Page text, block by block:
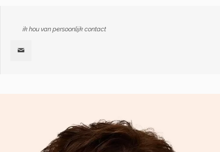
ik hou van persoonlijk contact